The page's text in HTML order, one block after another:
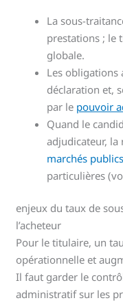
La sous-
prestations ; le
globale.
Les
déclaration et,
par le pouvoir
Quand le
adjudicateur,
marchés publics
particulières
enjeux du taux de
l’acheteur
Pour le titulaire, un
opérationnelle et
Il faut garder le
administratif sur les